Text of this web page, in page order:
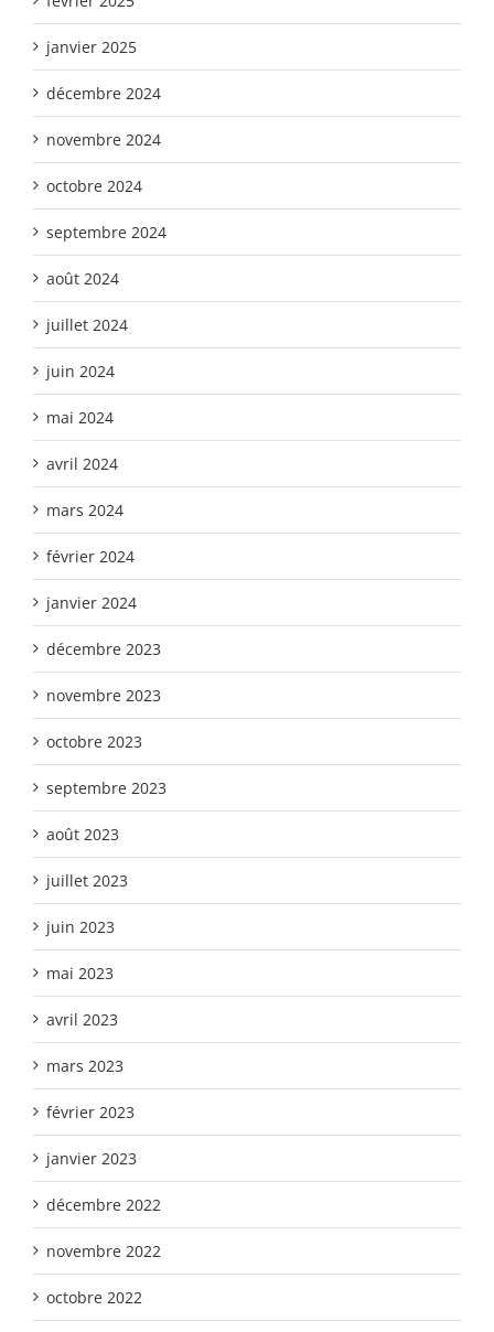
janvier 2025
décembre 2024
novembre 2024
octobre 2024
septembre 2024
août 2024
juillet 2024
juin 2024
mai 2024
avril 2024
mars 2024
février 2024
janvier 2024
décembre 2023
novembre 2023
octobre 2023
septembre 2023
août 2023
juillet 2023
juin 2023
mai 2023
avril 2023
mars 2023
février 2023
janvier 2023
décembre 2022
novembre 2022
octobre 2022